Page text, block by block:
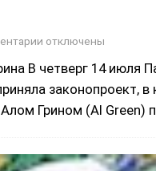
отключены
В четверг 14 июля
законопроект,
Грином (Al Green)